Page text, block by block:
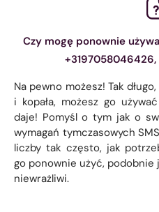
Czy mogę ponownie
Na pewno możesz! Tak
i kopała, możesz go
daje! Pomyśl o tym jak o
wymagań tymczasowych
liczby tak często, jak
go ponownie użyć,
niewrażliwi.